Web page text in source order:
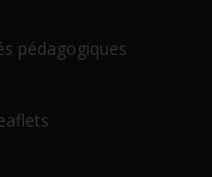
pédagogiques